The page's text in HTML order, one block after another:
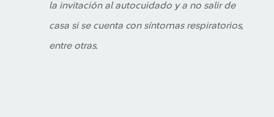
la invitación al autocuidado y a no salir de
casa si se cuenta con síntomas respiratorios,
entre otras.